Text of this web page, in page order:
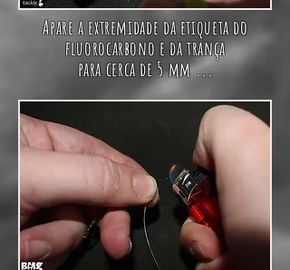
Apare a extremidade da etiqueta do
fluorocarbono e da trança
para cerca de 5 mm ...